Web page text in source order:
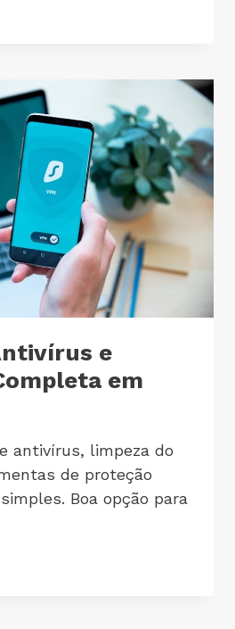
e
em
antivírus, limpeza do
de proteção
Boa opção para